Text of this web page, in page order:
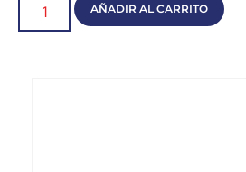
AÑADIR AL CARRITO